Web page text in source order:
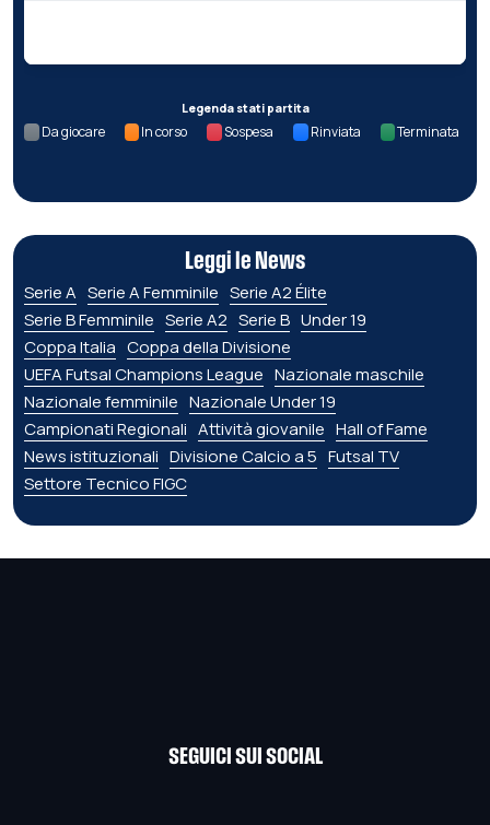
Legenda stati partita
Da giocare In corso Sospesa Rinviata Terminata
Leggi le News
Serie A Serie A Femminile Serie A2 Élite
Serie B Femminile Serie A2 Serie B Under 19
Coppa Italia Coppa della Divisione
UEFA Futsal Champions League Nazionale maschile
Nazionale femminile Nazionale Under 19
Campionati Regionali Attività giovanile Hall of Fame
News istituzionali Divisione Calcio a 5 Futsal TV
Settore Tecnico FIGC
SEGUICI SUI SOCIAL